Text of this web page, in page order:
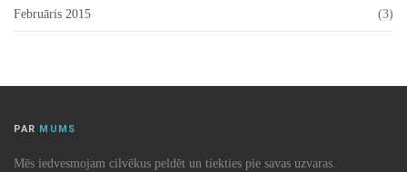
Februāris 2015 (3)
PAR MUMS
Mēs iedvesmojam cilvēkus peldēt un tiekties pie savas uzvaras.